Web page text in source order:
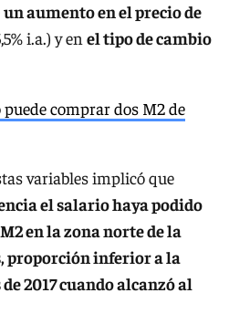
un aumento en el precio de
i.a.) y en el tipo de cambio
comprar dos M2 de
variables implicó que
el salario haya podido
en la zona norte de la
proporción inferior a la
2017 cuando alcanzó al